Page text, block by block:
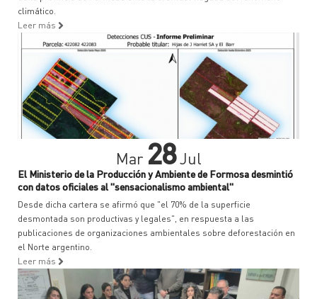
climático.
Leer más
Mar 28Jul
El Ministerio de la Producción y Ambiente de Formosa desmintió
con datos oficiales al "sensacionalismo ambiental"
Desde dicha cartera se afirmó que "el 70% de la superficie
desmontada son productivas y legales", en respuesta a las
publicaciones de organizaciones ambientales sobre deforestación en
el Norte argentino.
Leer más